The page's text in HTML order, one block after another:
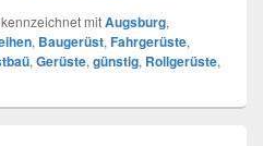
mitAugsburg,
, Baugerüst, Fahrgerüste,
, Gerüste, günstig, Rollgerüste,